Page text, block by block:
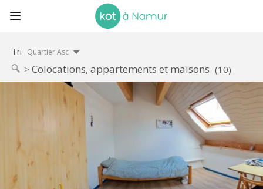
Tri Quartier Asc
Colocations, appartements et maisons (10)
KN 3396
2 chambres disponibles dans un communautaire, charges
comprises, location 12/10 mois , lumineux, coté jardin, au calme
, propice à l’étude, dans le centre de Namur Grand comu, cuisine,
wc, douche, à 7 min a pieds de la gare et des facultés. PAS DE
DOMICILIATION